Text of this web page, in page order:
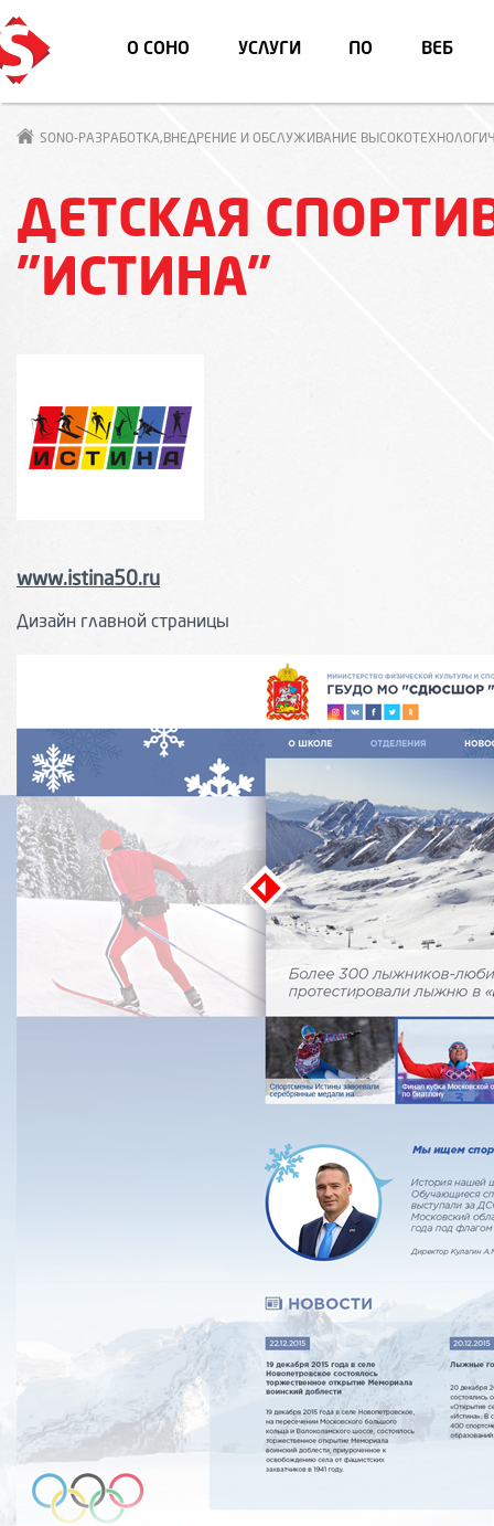
О СОНО УСЛУГИ ПО ВЕБ
SONO-РАЗРАБОТКА,ВНЕДРЕНИЕ И ОБСЛУЖИВАНИЕ
ДЕТСКАЯ
"ИСТИНА"
www.istina50.ru
Дизайн главной страницы